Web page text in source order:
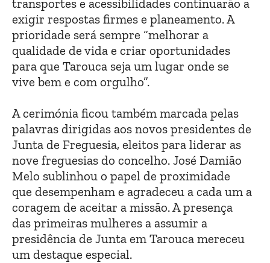
transportes e acessibilidades continuarão a
exigir respostas firmes e planeamento. A
prioridade será sempre “melhorar a
qualidade de vida e criar oportunidades
para que Tarouca seja um lugar onde se
vive bem e com orgulho”.
A cerimónia ficou também marcada pelas
palavras dirigidas aos novos presidentes de
Junta de Freguesia, eleitos para liderar as
nove freguesias do concelho. José Damião
Melo sublinhou o papel de proximidade
que desempenham e agradeceu a cada um a
coragem de aceitar a missão. A presença
das primeiras mulheres a assumir a
presidência de Junta em Tarouca mereceu
um destaque especial.